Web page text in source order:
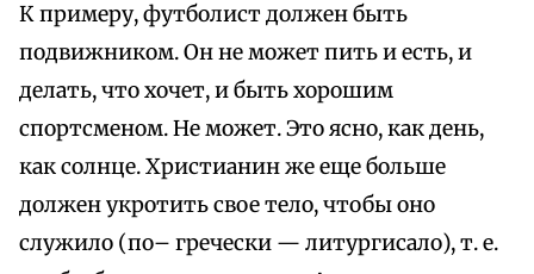
К примеру, футболист должен быть
подвижником. Он не может пить и есть, и
делать, что хочет, и быть хорошим
спортсменом. Не может. Это ясно, как день,
как солнце. Христианин же еще больше
должен укротить свое тело, чтобы оно
служило (по– гречески — литургисало), т. е.